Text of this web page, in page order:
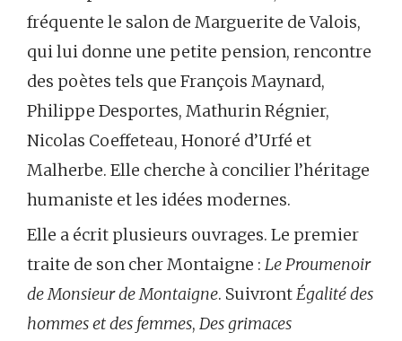
fréquente le salon de Marguerite de Valois,
qui lui donne une petite pension, rencontre
des poètes tels que François Maynard,
Philippe Desportes, Mathurin Régnier,
Nicolas Coeffeteau, Honoré d’Urfé et
Malherbe. Elle cherche à concilier l’héritage
humaniste et les idées modernes.
Elle a écrit plusieurs ouvrages. Le premier
traite de son cher Montaigne : Le Proumenoir
de Monsieur de Montaigne. SuivrontÉgalité des
hommes et des femmes, Des grimaces